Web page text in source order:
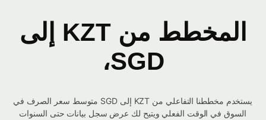
المخطط من KZT إلى
SGD،
يستخدم مخططنا التفاعلي من KZT إلى SGD متوسط ​​سعر الصرف في
السوق في الوقت الفعلي ويتيح لك عرض سجل بيانات حتى السنوات